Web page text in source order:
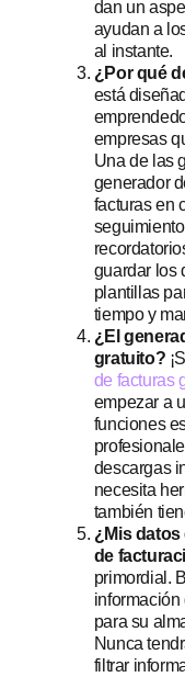
dan un
ayudan a
al instante.
¿Por qué
está
empresas
Una de las
generador
facturas en
guardar los
plantillas
tiempo y
¿El
gratuito?
de facturas
empezar a
funciones
descargas
necesita
también
¿Mis
de
primordial.
información
para su
Nunca
filtrar